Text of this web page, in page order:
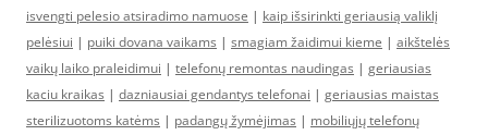
isvengti pelesio atsiradimo namuose | kaip išsirinkti geriausią valiklį
pelėsiui | puiki dovana vaikams | smagiam žaidimui kieme | aikštelės
vaikų laiko praleidimui | telefonų remontas naudingas | geriausias
kaciu kraikas | dazniausiai gendantys telefonai | geriausias maistas
sterilizuotoms katėms | padangų žymėjimas | mobiliųjų telefonų